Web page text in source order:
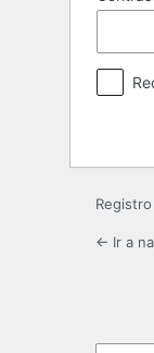
Registro
← Ir a